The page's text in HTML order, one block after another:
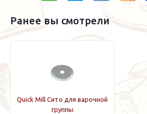
Ранее вы смотрели
Quick Mill Сито для варочной
группы